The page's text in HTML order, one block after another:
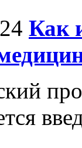
Как